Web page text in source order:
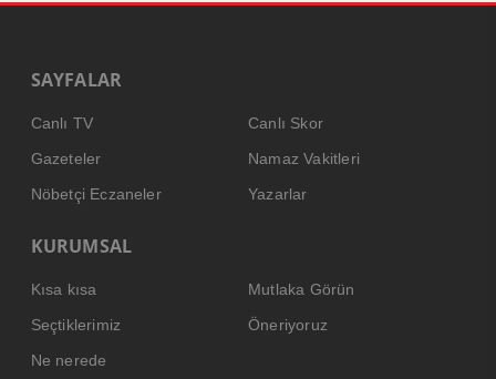
SAYFALAR
Canlı TV
Canlı Skor
Gazeteler
Namaz Vakitleri
Nöbetçi Eczaneler
Yazarlar
KURUMSAL
Kısa kısa
Mutlaka Görün
Seçtiklerimiz
Öneriyoruz
Ne nerede